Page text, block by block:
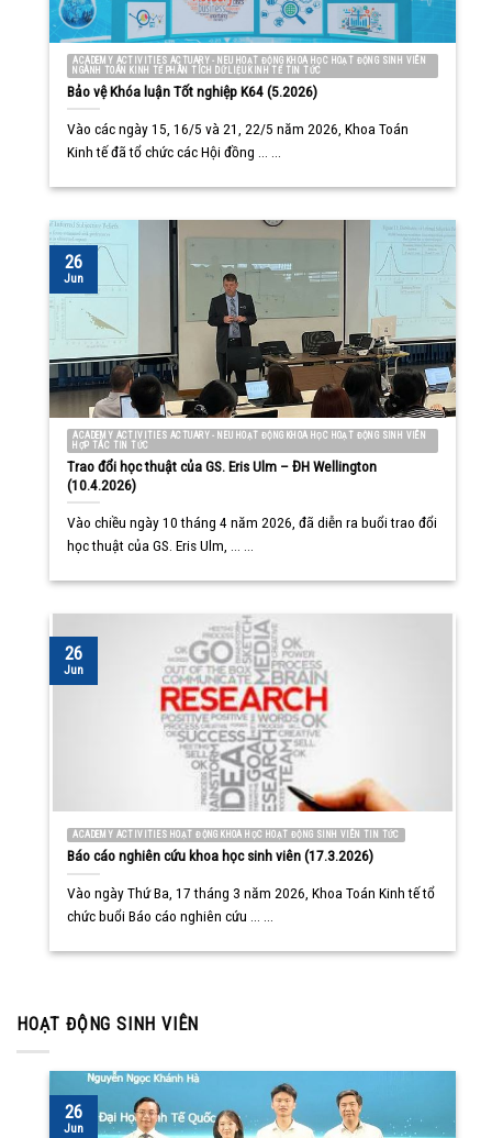
ACADEMY ACTIVITIES ACTUARY - NEU HOẠT ĐỘNG KHOA HỌC HOẠT ĐỘNG SINH VIÊN
NGÀNH TOÁN KINH TẾ PHÂN TÍCH DỮ LIỆU KINH TẾ TIN TỨC
Bảo vệ Khóa luận Tốt nghiệp K64 (5.2026)
Vào các ngày 15, 16/5 và 21, 22/5 năm 2026, Khoa Toán
Kinh tế đã tổ chức các Hội đồng ... ...
ACADEMY ACTIVITIES ACTUARY - NEU HOẠT ĐỘNG KHOA HỌC HOẠT ĐỘNG SINH VIÊN
HỢP TÁC TIN TỨC
Trao đổi học thuật của GS. Eris Ulm – ĐH Wellington
(10.4.2026)
Vào chiều ngày 10 tháng 4 năm 2026, đã diễn ra buổi trao đổi
học thuật của GS. Eris Ulm, ... ...
26
Jun
ACADEMY ACTIVITIES HOẠT ĐỘNG KHOA HỌC HOẠT ĐỘNG SINH VIÊN TIN TỨC
Báo cáo nghiên cứu khoa học sinh viên (17.3.2026)
Vào ngày Thứ Ba, 17 tháng 3 năm 2026, Khoa Toán Kinh tế tổ
chức buổi Báo cáo nghiên cứu ... ...
26
Jun
HOẠT ĐỘNG SINH VIÊN
26
Jun